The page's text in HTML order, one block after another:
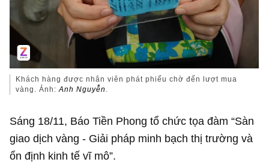
Khách hàng được nhân viên phát phiếu chờ đến lượt mua
vàng. Ảnh:Anh Nguyễn .
Sáng 18/11, Báo Tiền Phong tổ chức tọa đàm “Sàn
giao dịch vàng - Giải pháp minh bạch thị trường và
ổn định kinh tế vĩ mô”.